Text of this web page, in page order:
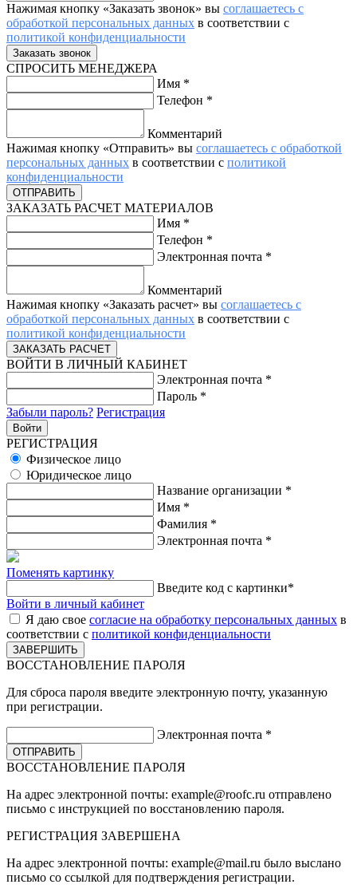
Нажимая кнопку «Заказать звонок» вы соглашаетесь с
обработкой персональных данных в соответствии с
политикой конфиденциальности
СПРОСИТЬ МЕНЕДЖЕРА
Имя *
Телефон *
Комментарий
Нажимая кнопку «Отправить» вы соглашаетесь с обработкой
персональных данных в соответствии с политикой
конфиденциальности
ЗАКАЗАТЬ РАСЧЕТ МАТЕРИАЛОВ
Имя *
Телефон *
Электронная почта *
Комментарий
Нажимая кнопку «Заказать расчет» вы соглашаетесь с
обработкой персональных данных в соответствии с
политикой конфиденциальности
ВОЙТИ В ЛИЧНЫЙ КАБИНЕТ
Электронная почта *
Пароль *
Забыли пароль? Регистрация
РЕГИСТРАЦИЯ
Физическое лицо
Юридическое лицо
Название организации *
Имя *
Фамилия *
Электронная почта *
Поменять картинку
Введите код с картинки*
Войти в личный кабинет
Я даю свое согласие на обработку персональных данных в
соответствии с политикой конфиденциальности
ВОССТАНОВЛЕНИЕ ПАРОЛЯ
Для сброса пароля введите электронную почту, указанную
при регистрации.
Электронная почта *
ВОССТАНОВЛЕНИЕ ПАРОЛЯ
На адрес электронной почты: example@roofc.ru отправлено
письмо с инструкцией по восстановлению пароля.
РЕГИСТРАЦИЯ ЗАВЕРШЕНА
На адрес электронной почты: example@mail.ru было выслано
письмо со ссылкой для подтверждения регистрации.